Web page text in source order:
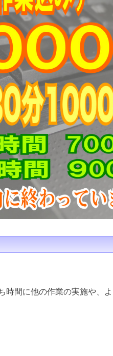
間に他の作業の実施や、